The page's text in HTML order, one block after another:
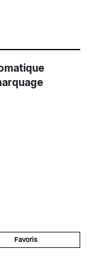
Favoris